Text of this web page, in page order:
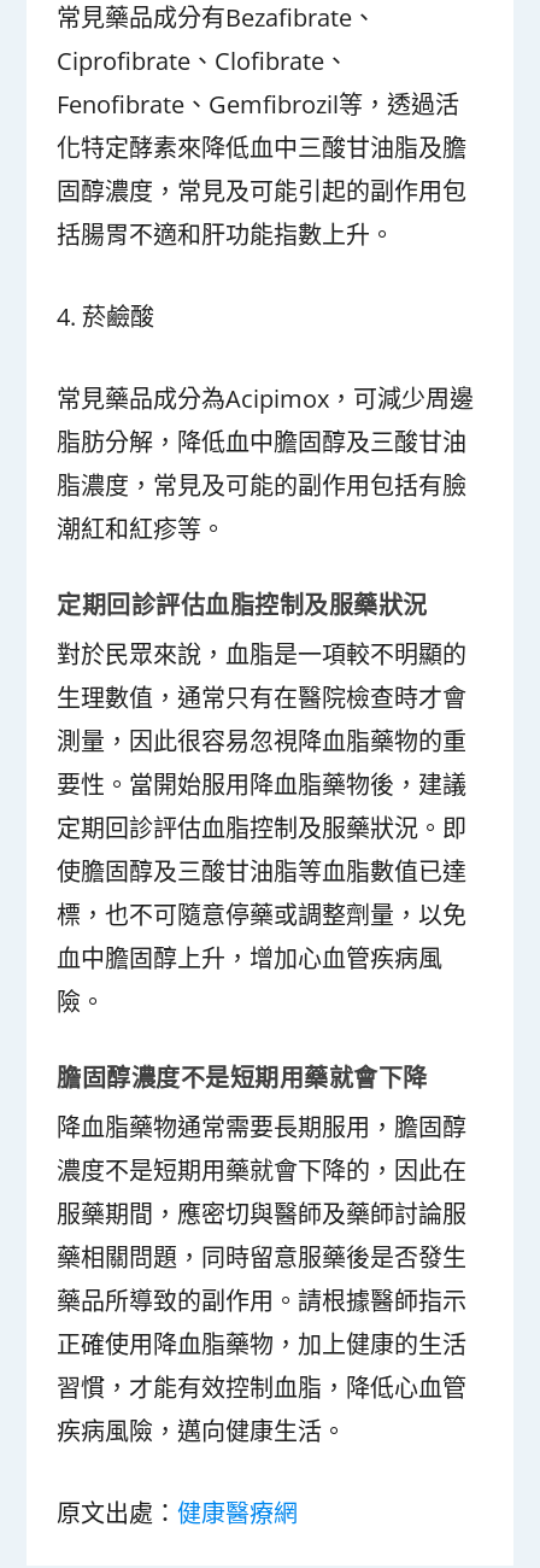
常見藥品成分有Bezafibrate、
Ciprofibrate、Clofibrate、
Fenofibrate、Gemfibrozil等，透過活
化特定酵素來降低血中三酸甘油脂及膽
固醇濃度，常見及可能引起的副作用包
括腸胃不適和肝功能指數上升。
4. 菸鹼酸
常見藥品成分為Acipimox，可減少周邊
脂肪分解，降低血中膽固醇及三酸甘油
脂濃度，常見及可能的副作用包括有臉
潮紅和紅疹等。
定期回診評估血脂控制及服藥狀況
對於民眾來說，血脂是一項較不明顯的
生理數值，通常只有在醫院檢查時才會
測量，因此很容易忽視降血脂藥物的重
要性。當開始服用降血脂藥物後，建議
定期回診評估血脂控制及服藥狀況。即
使膽固醇及三酸甘油脂等血脂數值已達
標，也不可隨意停藥或調整劑量，以免
血中膽固醇上升，增加心血管疾病風
險。
膽固醇濃度不是短期用藥就會下降
降血脂藥物通常需要長期服用，膽固醇
濃度不是短期用藥就會下降的，因此在
服藥期間，應密切與醫師及藥師討論服
藥相關問題，同時留意服藥後是否發生
藥品所導致的副作用。請根據醫師指示
正確使用降血脂藥物，加上健康的生活
習慣，才能有效控制血脂，降低心血管
疾病風險，邁向健康生活。
原文出處：健康醫療網